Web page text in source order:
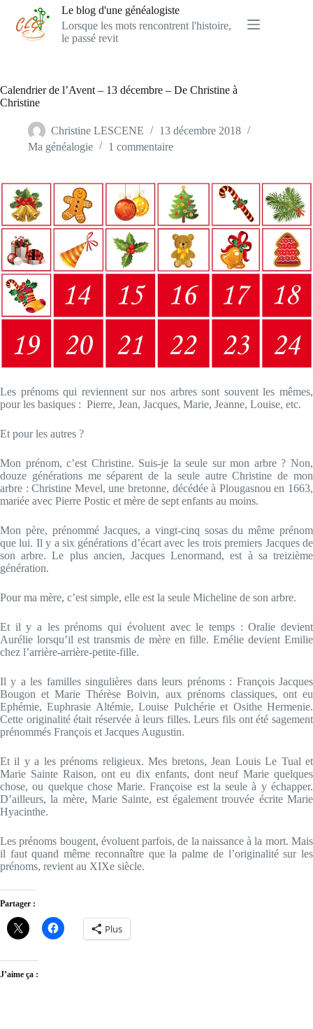
contenu
Le blog d'une généalogiste
Lorsque les mots rencontrent l'histoire,
le passé revit
Calendrier de l’Avent – 13 décembre – De Christine à
Christine
Christine LESCENE
13 décembre 2018
Ma généalogie
1 commentaire
Les prénoms qui reviennent sur nos arbres sont souvent les mêmes,
pour les basiques : Pierre, Jean, Jacques, Marie, Jeanne, Louise, etc.
Et pour les autres ?
Mon prénom, c’est Christine. Suis-je la seule sur mon arbre ? Non,
douze générations me séparent de la seule autre Christine de mon
arbre : Christine Mevel, une bretonne, décédée à Plougasnou en 1663,
mariée avec Pierre Postic et mère de sept enfants au moins.
Mon père, prénommé Jacques, a vingt-cinq sosas du même prénom
que lui. Il y a six générations d’écart avec les trois premiers Jacques de
son arbre. Le plus ancien, Jacques Lenormand, est à sa treizième
génération.
Pour ma mère, c’est simple, elle est la seule Micheline de son arbre.
Et il y a les prénoms qui évoluent avec le temps : Oralie devient
Aurélie lorsqu’il est transmis de mère en fille. Emélie devient Emilie
chez l’arrière-arrière-petite-fille.
Il y a les familles singulières dans leurs prénoms : François Jacques
Bougon et Marie Thérèse Boivin, aux prénoms classiques, ont eu
Ephémie, Euphrasie Altémie, Louise Pulchérie et Osithe Hermenie.
Cette originalité était réservée à leurs filles. Leurs fils ont été sagement
prénommés François et Jacques Augustin.
Et il y a les prénoms religieux. Mes bretons, Jean Louis Le Tual et
Marie Sainte Raison, ont eu dix enfants, dont neuf Marie quelques
chose, ou quelque chose Marie. Françoise est la seule à y échapper.
D’ailleurs, la mère, Marie Sainte, est également trouvée écrite Marie
Hyacinthe.
Les prénoms bougent, évoluent parfois, de la naissance à la mort. Mais
il faut quand même reconnaître que la palme de l’originalité sur les
prénoms, revient au XIXe siècle.
Partager :
Plus
J’aime ça :